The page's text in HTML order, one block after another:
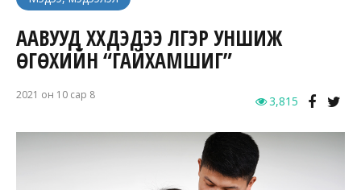
ААВУУД ХҮҮХДЭДЭЭ ҮЛГЭР УНШИЖ
ӨГӨХИЙН “ГАЙХАМШИГ”
2021 он 10 сар 8 3,815